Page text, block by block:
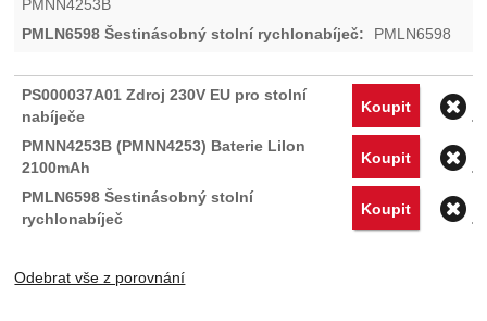
PMNN4253B
PMLN6598
Koupit
Koupit
Koupit
Odebrat vše z porovnání